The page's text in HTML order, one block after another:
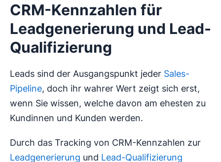
CRM-Kennzahlen für
Leadgenerierung und Lead-
Qualifizierung
Leads sind der Ausgangspunkt jeder Sales-
Pipeline, doch ihr wahrer Wert zeigt sich erst,
wenn Sie wissen, welche davon am ehesten zu
Kundinnen und Kunden werden.
Durch das Tracking von CRM-Kennzahlen zur
Leadgenerierung und Lead-Qualifizierung